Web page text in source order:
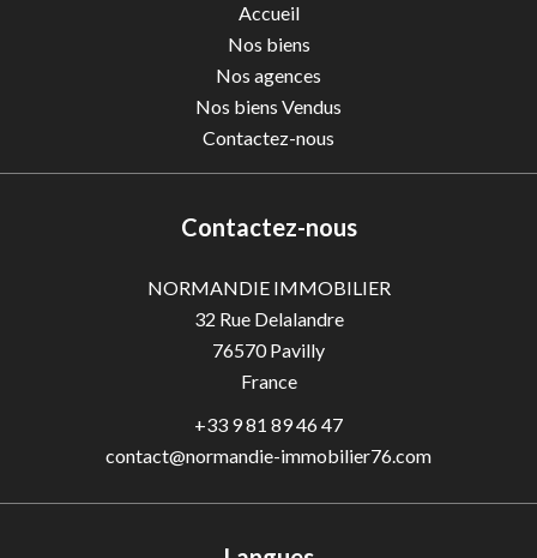
Accueil
Nos biens
Nos agences
Nos biens Vendus
Contactez-nous
Contactez-nous
NORMANDIE IMMOBILIER
32 Rue Delalandre
76570Pavilly
France
+33 9 81 89 46 47
contact@normandie-immobilier76.com